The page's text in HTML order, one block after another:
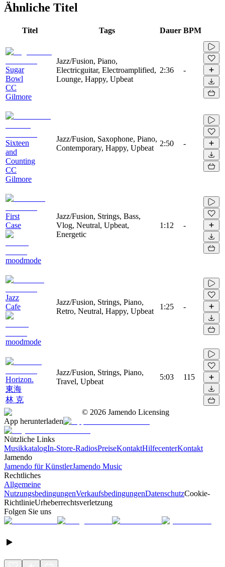
Ähnliche Titel
Titel Tags Dauer BPM
Sugar
Bowl
CC
Gilmore
Jazz/Fusion, Piano,
Electricguitar, Electroamplified,
Lounge, Happy, Upbeat
2:36 -
Sixteen
and
Counting
CC
Gilmore
Jazz/Fusion, Saxophone, Piano,
Contemporary, Happy, Upbeat
2:50 -
First
Case
moodmode
Jazz/Fusion, Strings, Bass,
Vlog, Neutral, Upbeat,
Energetic
1:12 -
Jazz
Cafe
moodmode
Jazz/Fusion, Strings, Piano,
Retro, Neutral, Happy, Upbeat
1:25 -
Horizon.
東海
林 克
Jazz/Fusion, Strings, Piano,
Travel, Upbeat
5:03 115
© 2026 Jamendo Licensing
App herunterladen
Nützliche Links
MusikkatalogIn-Store-RadiosPreiseKontaktHilfecenterKontakt
Jamendo
Jamendo für KünstlerJamendo Music
Rechtliches
Allgemeine
NutzungsbedingungenVerkaufsbedingungenDatenschutzCookie-
RichtlinieUrheberrechtsverletzung
Folgen Sie uns